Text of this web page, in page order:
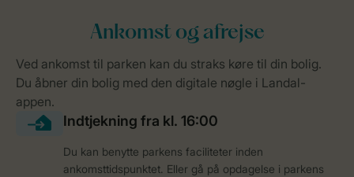
Du kan benytte parkens faciliteter inden
ankomsttidspunktet. Eller gå på opdagelse i parkens